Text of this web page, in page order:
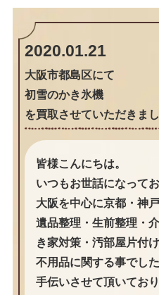
2020.01.21
大阪市都島区にて
初雪のかき氷機
を買取させていただきま
皆様こんにちは。
いつもお世話になってお
大阪を中心に京都・神
遺品整理・生前整理・
き家対策・汚部屋片付
不用品に関する事でし
手伝いさせて頂いてお